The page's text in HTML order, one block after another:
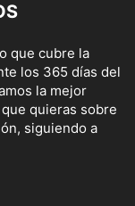
que cubre la
los 365 días del
la mejor
quieras sobre
siguiendo a